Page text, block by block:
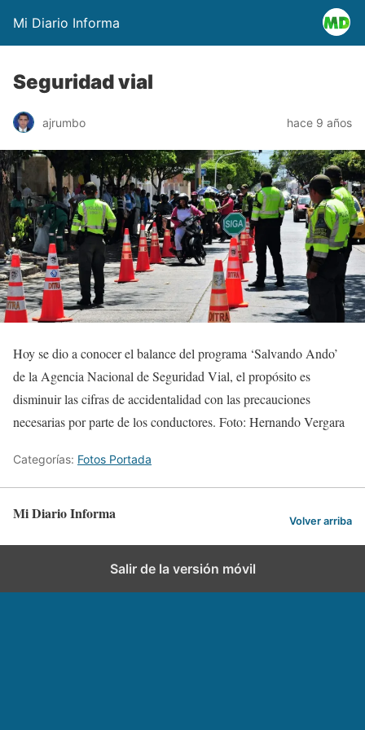
Mi Diario Informa
Seguridad vial
ajrumbo hace 9 años
Hoy se dio a conocer el balance del programa ‘Salvando Ando’
de la Agencia Nacional de Seguridad Vial, el propósito es
disminuir las cifras de accidentalidad con las precauciones
necesarias por parte de los conductores. Foto: Hernando Vergara
Categorías: Fotos Portada
Mi Diario Informa Volver arriba
Salir de la versión móvil